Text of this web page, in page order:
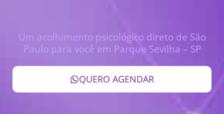
Um acolhimento psicológico direto de São
Paulo para você em Parque Sevilha – SP
QUERO AGENDAR